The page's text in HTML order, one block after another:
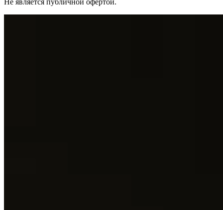
Не является публичной офертой.